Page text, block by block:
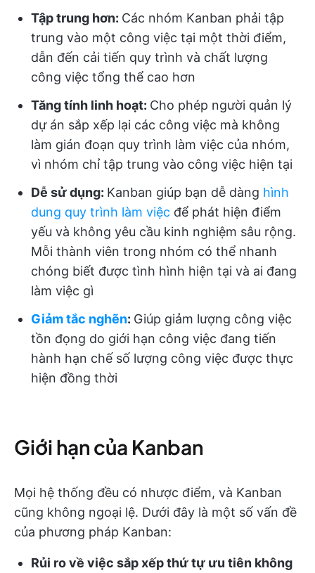
Tập trung hơn: Các nhóm Kanban phải tập
trung vào một công việc tại một thời điểm,
dẫn đến cải tiến quy trình và chất lượng
công việc tổng thể cao hơn
Tăng tính linh hoạt: Cho phép người quản lý
dự án sắp xếp lại các công việc mà không
làm gián đoạn quy trình làm việc của nhóm,
vì nhóm chỉ tập trung vào công việc hiện tại
Dễ sử dụng: Kanban giúp bạn dễ dàng hình
dung quy trình làm việc để phát hiện điểm
yếu và không yêu cầu kinh nghiệm sâu rộng.
Mỗi thành viên trong nhóm có thể nhanh
chóng biết được tình hình hiện tại và ai đang
làm việc gì
Giảm tắc nghẽn: Giúp giảm lượng công việc
tồn đọng do giới hạn công việc đang tiến
hành hạn chế số lượng công việc được thực
hiện đồng thời
Giới hạn của Kanban
Mọi hệ thống đều có nhược điểm, và Kanban
cũng không ngoại lệ. Dưới đây là một số vấn đề
của phương pháp Kanban:
Rủi ro về việc sắp xếp thứ tự ưu tiên không